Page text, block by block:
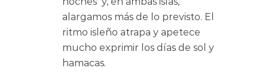
alargamos más de lo previsto. El
ritmo isleño atrapa y apetece
mucho exprimir los días de sol y
hamacas.